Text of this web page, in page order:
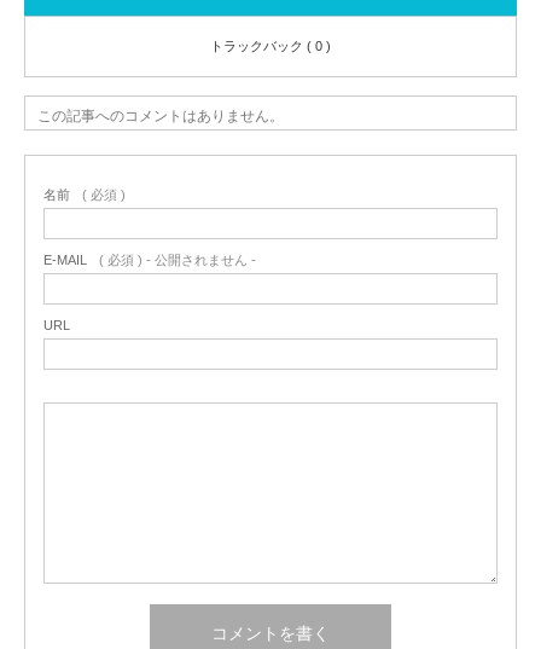
トラックバック ( 0 )
この記事へのコメントはありません。
名前 ( 必須 )
E-MAIL ( 必須 ) - 公開されません -
URL